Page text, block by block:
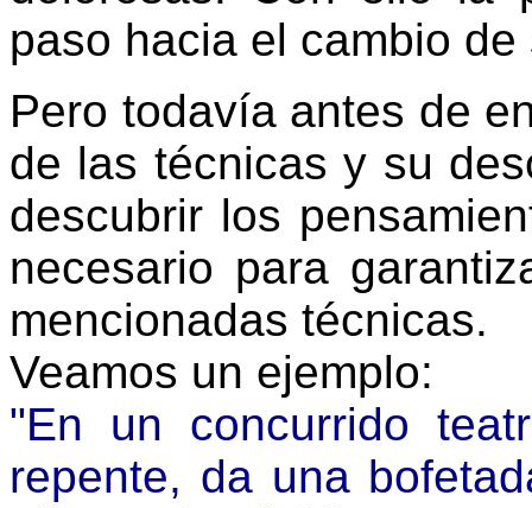
paso hacia el cambio
Pero todavía antes de
de las técnicas y su
descubrir los
necesario para
mencionadas técnicas.
Veamos un ejemplo:
"En un concurrido
repente, da una